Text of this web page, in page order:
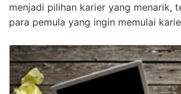
menjadi pilihan karier yang menarik,
para pemula yang ingin memulai